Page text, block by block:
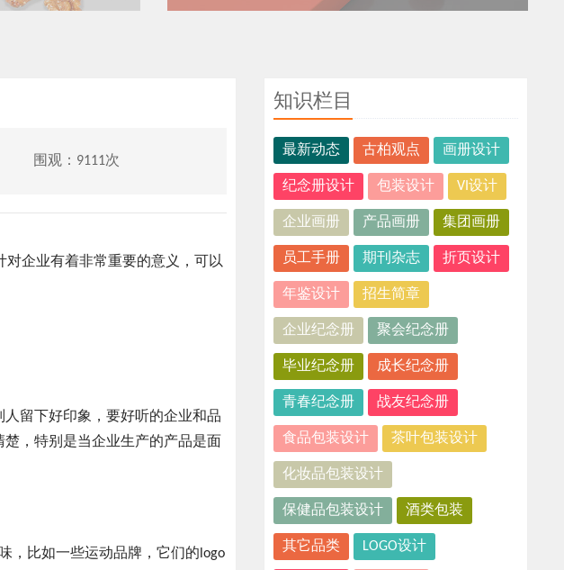
围观：9111次
对企业有着非常重要的意义，可以
留下好印象，要好听的企业和品
，特别是当企业生产的产品是面
比如一些运动品牌，它们的logo
知识栏目
最新动态 古柏观点 画册设计
纪念册设计 包装设计 VI设计
企业画册 产品画册 集团画册
员工手册 期刊杂志 折页设计
年鉴设计 招生简章
企业纪念册 聚会纪念册
毕业纪念册 成长纪念册
青春纪念册 战友纪念册
食品包装设计 茶叶包装设计
化妆品包装设计
保健品包装设计 酒类包装
其它品类 LOGO设计